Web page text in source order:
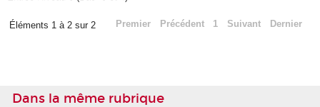
Éléments 1 à 2 sur 2 Premier Précédent 1 Suivant Dernier
Dans la même rubrique